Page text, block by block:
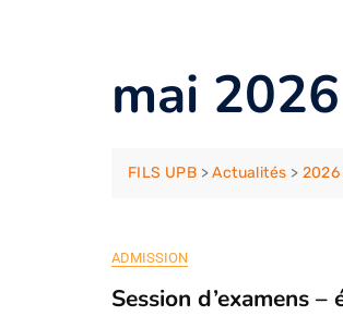
mai 2026
FILS UPB >Actualités > 2026
ADMISSION
Session d’examens –